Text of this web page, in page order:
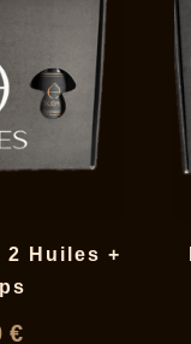
2 Huiles +
€